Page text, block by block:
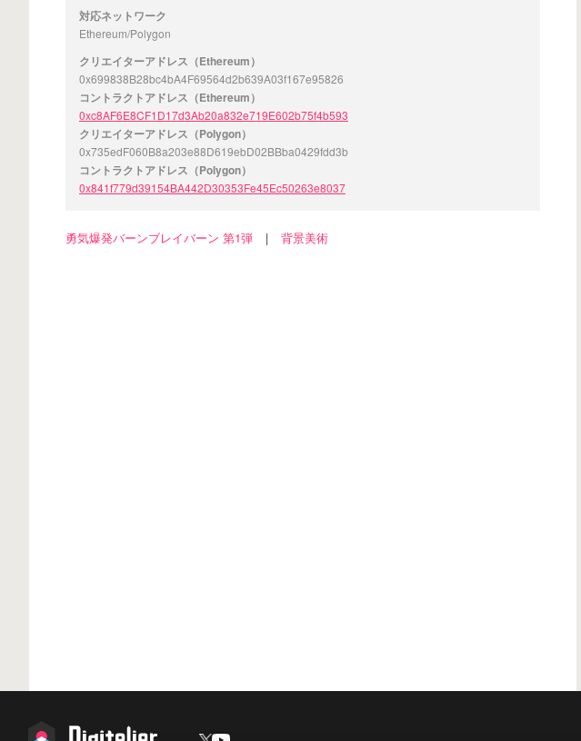
対応ネットワーク
Ethereum/Polygon
クリエイターアドレス（Ethereum）
0x699838B28bc4bA4F69564d2b639A03f167e95826
コントラクトアドレス（Ethereum）
0xc8AF6E8CF1D17d3Ab20a832e719E602b75f4b593
クリエイターアドレス（Polygon）
0x735edF060B8a203e88D619ebD02BBba0429fdd3b
コントラクトアドレス（Polygon）
0x841f779d39154BA442D30353Fe45Ec50263e8037
勇気爆発バーンブレイバーン 第1弾 | 背景美術